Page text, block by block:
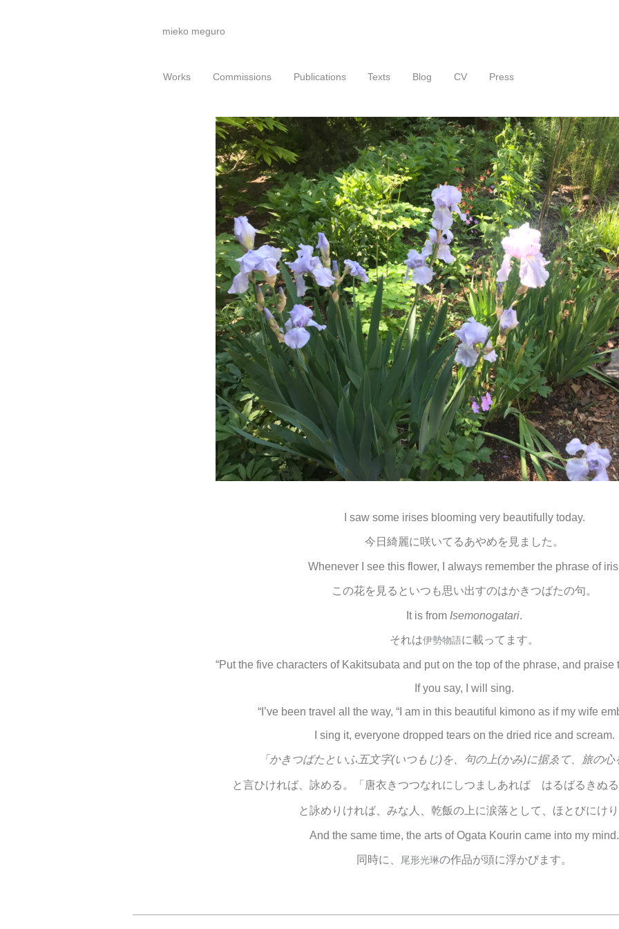
mieko meguro
Works Commissions Publications Texts Blog CV Press
I saw some irises blooming very beautifully today.
今日綺麗に咲いてるあやめを見ました。
Whenever I see this flower, I always remember the phrase of
この花を見るといつも思い出すのはかきつばたの句。
It is from Isemonogatari.
それは伊勢物語に載ってます。
“Put the five characters of Kakitsubata and put on the top of the phrase, and praise
If you say, I will sing.
“I’ve been travel all the way, “I am in this beautiful kimono as if my wife
I sing it, everyone dropped tears on the dried rice and scream.
「かきつばたといふ五文字(いつもじ)を、句の上(かみ)に据ゑて、旅の心
と言ひければ、詠める。「唐衣きつつなれにしつましあれば はるばるきぬ
と詠めりければ、みな人、乾飯の上に涙落として、ほとびにけ
And the same time, the arts of Ogata Kourin came into my mind.
同時に、 尾形光琳の作品が頭に浮かびます。